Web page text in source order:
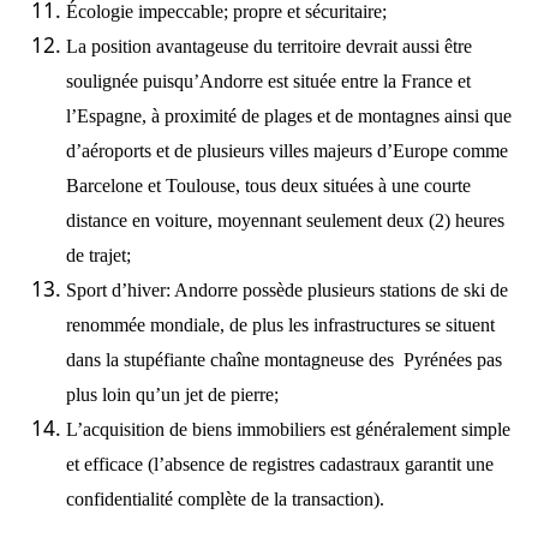
Écologie impeccable; propre et sécuritaire;
La position avantageuse du territoire devrait aussi être
soulignée puisqu’Andorre est située entre la France et
l’Espagne, à proximité de plages et de montagnes ainsi que
d’aéroports et de plusieurs villes majeurs d’Europe comme
Barcelone et Toulouse, tous deux situées à une courte
distance en voiture, moyennant seulement deux (2) heures
de trajet;
Sport d’hiver: Andorre possède plusieurs stations de ski de
renommée mondiale, de plus les infrastructures se situent
dans la stupéfiante chaîne montagneuse des Pyrénées pas
plus loin qu’un jet de pierre;
L’acquisition de biens immobiliers est généralement simple
et efficace (l’absence de registres cadastraux garantit une
confidentialité complète de la transaction).